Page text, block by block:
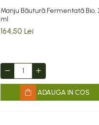
Manju Băutură Fermentată Bio,
ml
164,50 Lei
ADAUGA IN COS